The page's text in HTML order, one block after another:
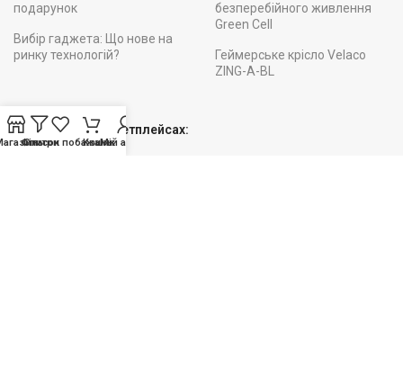
подарунок
Вибір гаджета: Що нове на
ринку технологій?
безперебійного живлення
Green Cell
Геймерське крісло Velaco
ZING-A-BL
Ми на інших Маркетплейсах:
Фільтри
Список побажань
КошикМій акаунт